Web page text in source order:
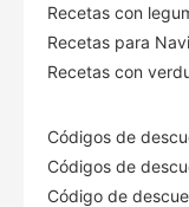
Recetas con
Recetas para
Recetas con
Códigos de
Códigos de
Código de